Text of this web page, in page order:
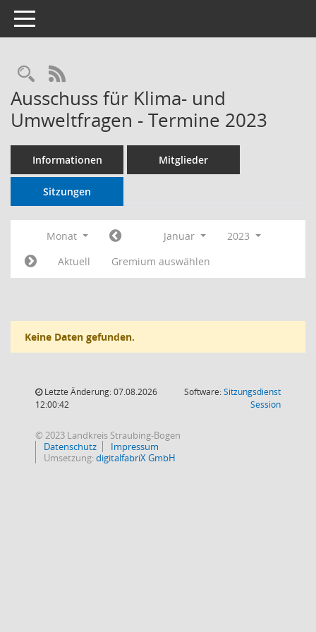
Toggle navigation
RSS-Feed
Ausschuss für Klima- und
Umweltfragen - Termine 2023
Informationen Mitglieder
Sitzungen
Monat Januar
2023
Aktuell
Gremium auswählen
Keine Daten gefunden.
Letzte Änderung: 07.08.2026
12:00:42
Software:Sitzungsdienst
Session(Wird in
© 2023 Landkreis Straubing-Bogen
Datenschutz
Impressum
Umsetzung:digitalfabriX GmbH